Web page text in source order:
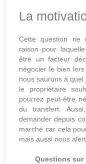
La
Cette question ne
raison pour
être un facteur
négocier le bien
nous saurons à
le propriétaire
pourrez peut-être
du transfert.
demander depuis
marché car cela
mais aussi nous
Questions sur